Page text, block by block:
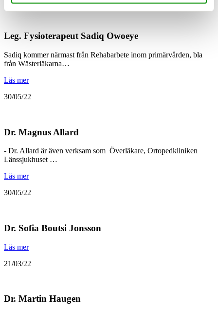
Leg. Fysioterapeut Sadiq Owoeye
Sadiq kommer närmast från Rehabarbete inom primärvården, bla
från Wästerläkarna…
Läs mer
30/05/22
Dr. Magnus Allard
- Dr. Allard är även verksam som Överläkare, Ortopedkliniken
Länssjukhuset …
Läs mer
30/05/22
Dr. Sofia Boutsi Jonsson
Läs mer
21/03/22
Dr. Martin Haugen